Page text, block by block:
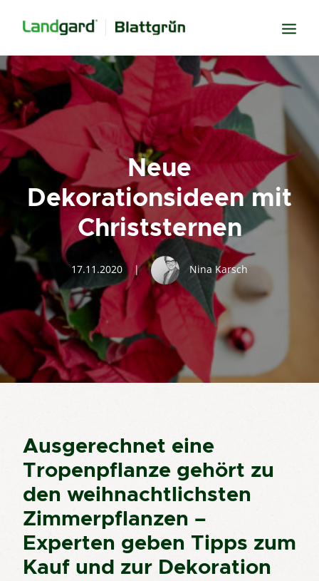
Neugier
Inspiration
Verbundenheit
Transparenz
Freude
Erfolg
Miteinander
Wissen
Suche
Neue
Dekorationsideen mit
Christsternen
17.11.2020 | Nina Karsch
Ausgerechnet eine
Tropenpflanze gehört zu
den weihnachtlichsten
Zimmerpflanzen –
Experten geben Tipps zum
Kauf und zur Dekoration